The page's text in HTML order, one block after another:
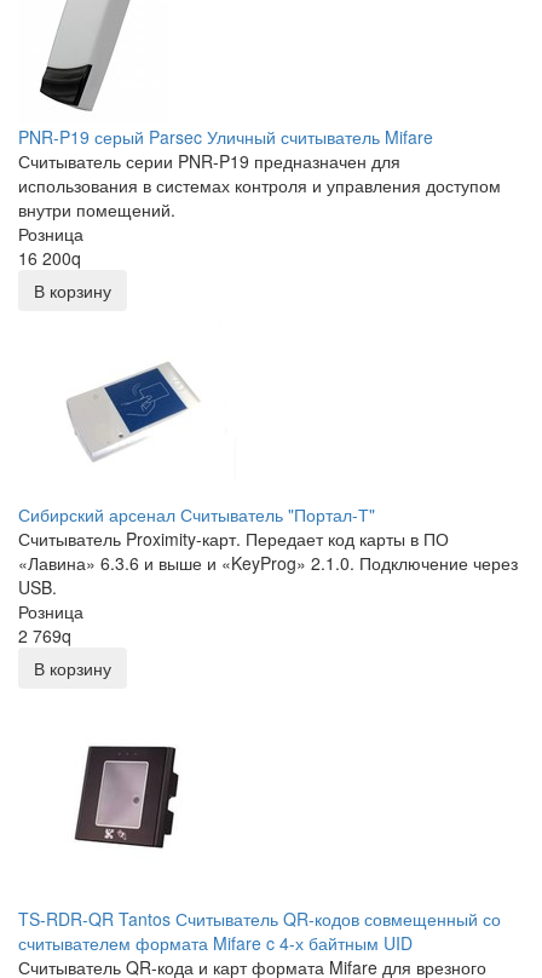
PNR-P19 серый Parsec Уличный считыватель Mifare
Считыватель серии PNR-P19 предназначен для
использования в системах контроля и управления доступом
внутри помещений.
Розница
16 200q
В корзину
Сибирский арсенал Считыватель "Портал-Т"
Считыватель Proximity-карт. Передает код карты в ПО
«Лавина» 6.3.6 и выше и «KeyProg» 2.1.0. Подключение через
USB.
Розница
2 769q
В корзину
TS-RDR-QR Tantos Считыватель QR-кодов совмещенный со
считывателем формата Mifare c 4-х байтным UID
Считыватель QR-кода и карт формата Mifare для врезного